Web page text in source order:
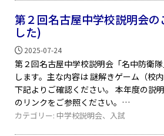
第２回名古屋中学校説明会
した)
2025-07-24
第２回名古屋中学校説明会「名中防衛
します。主な内容は 謎解きゲーム（校
下記よりご確認ください。 本年度の説
のリンクをご参照ください。
カテゴリー: 中学校説明会、 入試